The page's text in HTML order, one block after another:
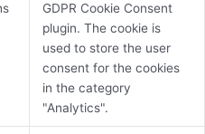
GDPR Cookie Consent
plugin. The cookie is
used to store the user
consent for the cookies
in the category
"Analytics".